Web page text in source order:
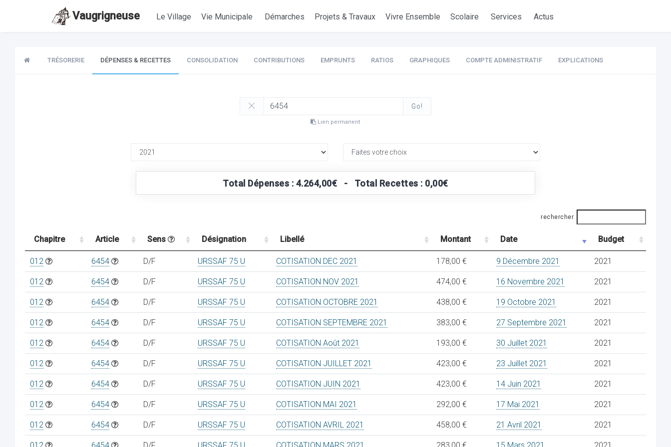
Vaugrigneuse Le Village Vie Municipale Démarches Projets & Travaux Vivre Ensemble Scolaire Services Actus
TRÉSORERIE DÉPENSES & RECETTES CONSOLIDATION CONTRIBUTIONS EMPRUNTS RATIOS GRAPHIQUES COMPTE ADMINISTRATIF EXPLICATIONS
Go!
Lien permanent
Total Dépenses : 4.264,00€ - Total Recettes : 0,00€
rechercher
Chapitre Article Sens Désignation Libellé Montant Date Budget
012 6454 D/F URSSAF 75 U COTISATION DEC 2021 178,00 € 9 Décembre 2021 2021
012 6454 D/F URSSAF 75 U COTISATION NOV 2021 474,00 € 16 Novembre 2021 2021
012 6454 D/F URSSAF 75 U COTISATION OCTOBRE 2021 438,00 € 19 Octobre 2021 2021
012 6454 D/F URSSAF 75 U COTISATION SEPTEMBRE 2021 383,00 € 27 Septembre 2021 2021
012 6454 D/F URSSAF 75 U COTISATION Août 2021 193,00 € 30 Juillet 2021 2021
012 6454 D/F URSSAF 75 U COTISATION JUILLET 2021 423,00 € 23 Juillet 2021 2021
012 6454 D/F URSSAF 75 U COTISATION JUIN 2021 423,00 € 14 Juin 2021 2021
012 6454 D/F URSSAF 75 U COTISATION MAI 2021 292,00 € 17 Mai 2021 2021
012 6454 D/F URSSAF 75 U COTISATION AVRIL 2021 458,00 € 21 Avril 2021 2021